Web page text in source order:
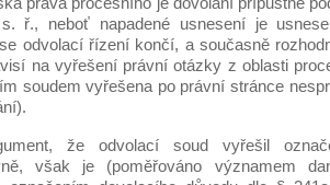
ř., neboť napadené usnesení je
odvolací řízení končí, a současně
na vyřešení právní otázky z oblasti
soudem vyřešena po právní stránce
že odvolací soud vyřešil
však je (poměřováno významem